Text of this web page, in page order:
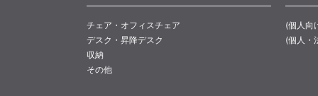
チェア・オフィスチェア
デスク・昇降デスク
収納
その他
(個人向
(個人・